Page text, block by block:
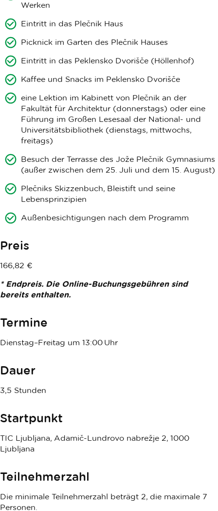
Werken
Eintritt in das Plečnik Haus
Picknick im Garten des Plečnik Hauses
Eintritt in das Peklensko Dvorišče (Höllenhof)
Kaffee und Snacks im Peklensko Dvorišče
eine Lektion im Kabinett von Plečnik an der
Fakultät für Architektur (donnerstags) oder eine
Führung im Großen Lesesaal der National- und
Universitätsbibliothek (dienstags, mittwochs,
freitags)
Besuch der Terrasse des Jože Plečnik Gymnasiums
(außer zwischen dem 25. Juli und dem 15. August)
Plečniks Skizzenbuch, Bleistift und seine
Lebensprinzipien
Außenbesichtigungen nach dem Programm
Preis
166,82 €
* Endpreis. Die Online-Buchungsgebühren sind
bereits enthalten.
Termine
Dienstag–Freitag um 13:00 Uhr
Dauer
3,5 Stunden
Startpunkt
TIC Ljubljana, Adamič-Lundrovo nabrežje 2, 1000
Ljubljana
Teilnehmerzahl
Die minimale Teilnehmerzahl beträgt 2, die maximale 7
Personen.